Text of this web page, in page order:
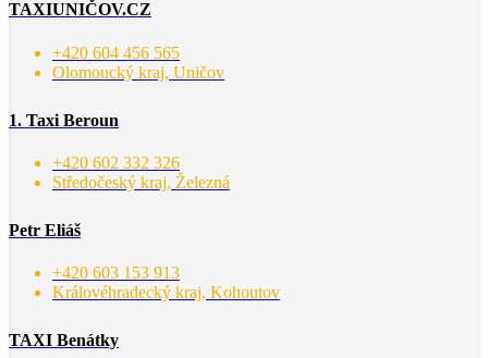
TAXIUNIČOV.CZ
+420 604 456 565
Olomoucký kraj, Uničov
1. Taxi Beroun
+420 602 332 326
Středočeský kraj, Železná
Petr Eliáš
+420 603 153 913
Královéhradecký kraj, Kohoutov
TAXI Benátky